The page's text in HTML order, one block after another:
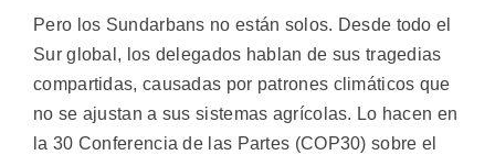
Pero los Sundarbans no están solos. Desde todo el
Sur global, los delegados hablan de sus tragedias
compartidas, causadas por patrones climáticos que
no se ajustan a sus sistemas agrícolas. Lo hacen en
la 30 Conferencia de las Partes (COP30) sobre el